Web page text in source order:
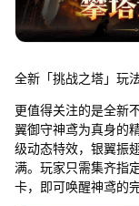
全新「挑战之塔」玩
更值得关注的是全新
翼御守神鸢为真身的
级动态特效，银翼振
满。玩家只需集齐指
卡，即可唤醒神鸢的